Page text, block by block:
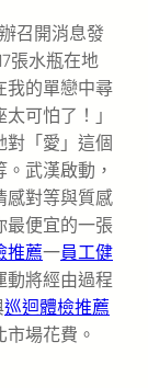
召開消息發
張水瓶在地
我的單戀中尋
太可怕了！」
對「愛」這個
。武漢啟動，
感對等與質感
最便宜的一張
推薦一員工健
動將經由過程
巡迴體檢推薦
場花費。